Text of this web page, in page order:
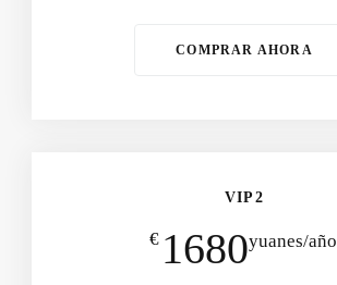
COMPRAR AHORA
VIP2
€ 1680yuanes/año